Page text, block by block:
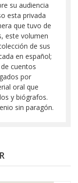
su audiencia
esta privada
que tuvo de
este volumen
de sus
en español;
cuentos
por
oral que
y biógrafos.
sin paragón.